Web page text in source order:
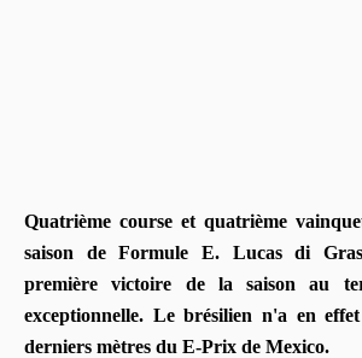
Quatrième course et quatrième
saison de Formule E. Lucas di
première victoire de la saison au
exceptionnelle. Le brésilien n'a en
derniers mètres du E-Prix de Mexico.